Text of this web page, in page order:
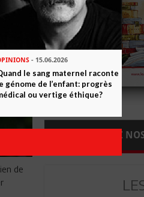
de
COMMANDEZ
- 15.06.2026
le sang maternel raconte
génome de l’enfant: progrès
ou vertige éthique?